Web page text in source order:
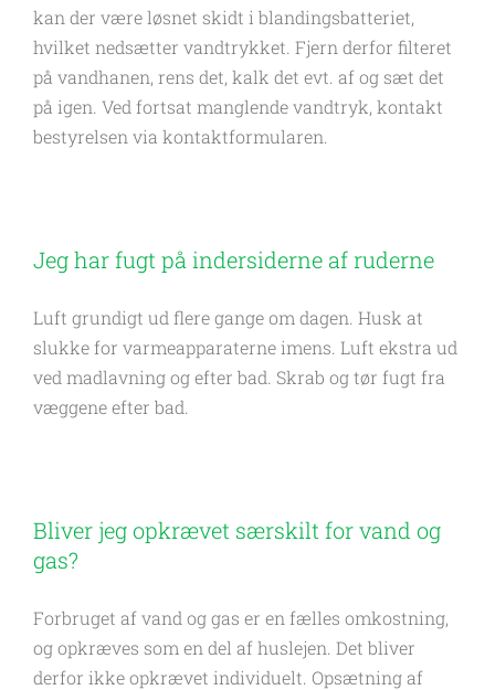
kan der være løsnet skidt i blandingsbatteriet,
hvilket nedsætter vandtrykket. Fjern derfor filteret
på vandhanen, rens det, kalk det evt. af og sæt det
på igen. Ved fortsat manglende vandtryk, kontakt
bestyrelsen via kontaktformularen.
Jeg har fugt på indersiderne af ruderne
Luft grundigt ud flere gange om dagen. Husk at
slukke for varmeapparaterne imens. Luft ekstra ud
ved madlavning og efter bad. Skrab og tør fugt fra
væggene efter bad.
Bliver jeg opkrævet særskilt for vand og
gas?
Forbruget af vand og gas er en fælles omkostning,
og opkræves som en del af huslejen. Det bliver
derfor ikke opkrævet individuelt. Opsætning af